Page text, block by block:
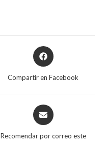
Compartir en Facebook
Recomendar por correo este